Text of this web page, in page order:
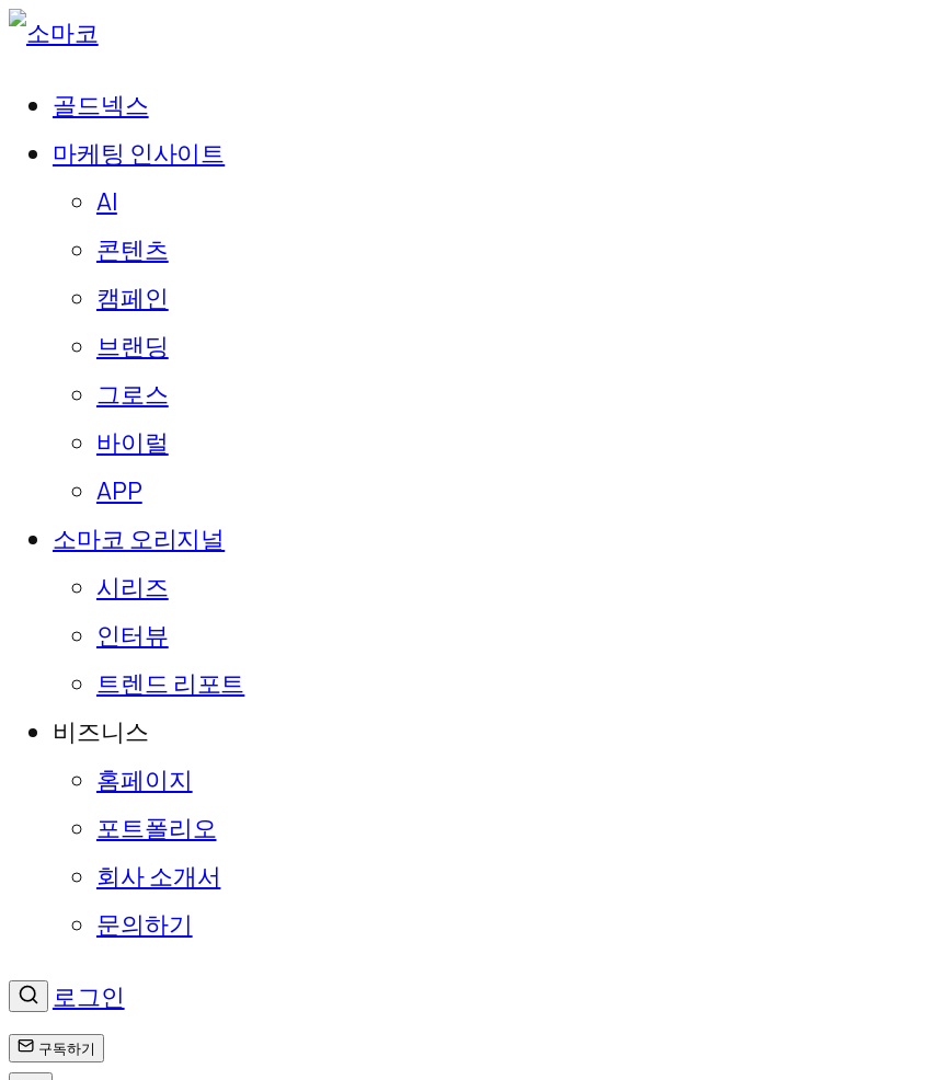
골드넥스
마케팅 인사이트
AI
콘텐츠
캠페인
브랜딩
그로스
바이럴
APP
소마코 오리지널
시리즈
인터뷰
트렌드 리포트
비즈니스
홈페이지
포트폴리오
회사 소개서
문의하기
로그인
구독하기